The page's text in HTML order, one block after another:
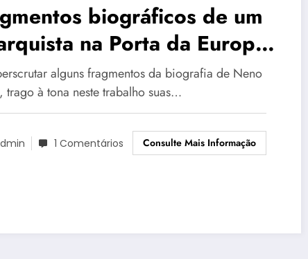
biográficos de um
na Porta da Europa:
Cronística como
de si em Neno Vasco
alguns fragmentos da biografia de Neno
trago à tona neste trabalho suas…
1 Comentários Consulte Mais Informação